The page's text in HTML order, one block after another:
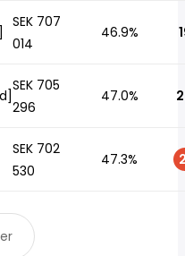
SEK 707
014
46.9%
SEK 705
296
47.0%
SEK 702
530
47.3%